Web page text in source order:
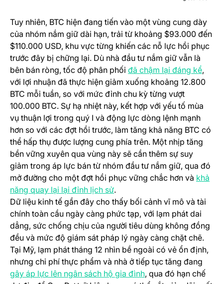
Tuy nhiên, BTC hiện đang tiến vào một vùng cung dày
của nhóm nắm giữ dài hạn, trải từ khoảng $93.000 đến
$110.000 USD, khu vực từng khiến các nỗ lực hồi phục
trước đây bị chững lại. Dù nhà đầu tư nắm giữ vẫn là
bên bán ròng, tốc độ phân phối đã chậm lại đáng kể,
với lợi nhuận đã thực hiện giảm xuống khoảng 12.800
BTC mỗi tuần, so với mức đỉnh chu kỳ từng vượt
100.000 BTC. Sự hạ nhiệt này, kết hợp với yếu tố mùa
vụ thuận lợi trong quý I và động lực dòng lệnh mạnh
hơn so với các đợt hồi trước, làm tăng khả năng BTC có
thể hấp thụ được lượng cung phía trên. Một nhịp tăng
bền vững xuyên qua vùng này sẽ cần thêm sự suy
giảm trong áp lực bán từ nhóm đầu tư nắm giữ, qua đó
mở đường cho một đợt hồi phục vững chắc hơn và khả
năng quay lại lại đỉnh lịch sử(opens in a new tab)
.
Dữ liệu kinh tế gần đây cho thấy bối cảnh vĩ mô và tài
chính toàn cầu ngày càng phức tạp, với lạm phát dai
dẳng, sức chống chịu của người tiêu dùng không đồng
đều và mức độ giám sát pháp lý ngày càng chặt chẽ.
Tại Mỹ, lạm phát tháng 12 nhìn bề ngoài có vẻ ổn định,
nhưng chi phí thực phẩm và nhà ở tiếp tục tăng đang
gây áp lực lên ngân sách hộ gia đình(opens in a new tab)
, qua đó hạn chế